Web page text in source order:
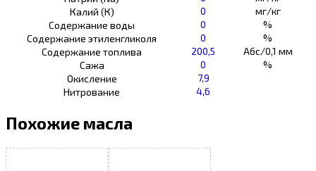
Калий (К)
0
мг/кг
Содержание воды
0
%
Содержание этиленгликоля
0
%
Содержание топлива
200,5
Абс/0,1 мм
Сажа
0
%
Окисление
7,9
Нитрование
4,6
Похожие масла